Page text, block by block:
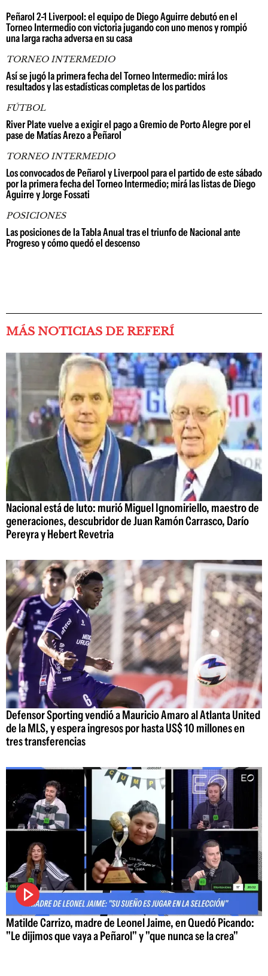
Peñarol 2-1 Liverpool: el equipo de Diego Aguirre debutó en el
Torneo Intermedio con victoria jugando con uno menos y rompió
una larga racha adversa en su casa
TORNEO INTERMEDIO
Así se jugó la primera fecha del Torneo Intermedio: mirá los
resultados y las estadísticas completas de los partidos
FÚTBOL
River Plate vuelve a exigir el pago a Gremio de Porto Alegre por el
pase de Matías Arezo a Peñarol
TORNEO INTERMEDIO
Los convocados de Peñarol y Liverpool para el partido de este sábado
por la primera fecha del Torneo Intermedio; mirá las listas de Diego
Aguirre y Jorge Fossati
POSICIONES
Las posiciones de la Tabla Anual tras el triunfo de Nacional ante
Progreso y cómo quedó el descenso
MÁS NOTICIAS DE REFERÍ
Nacional está de luto: murió Miguel Ignomiriello, maestro de
generaciones, descubridor de Juan Ramón Carrasco, Darío
Pereyra y Hebert Revetria
Defensor Sporting vendió a Mauricio Amaro al Atlanta United
de la MLS, y espera ingresos por hasta US$ 10 millones en
tres transferencias
Matilde Carrizo, madre de Leonel Jaime, en Quedó Picando:
"Le dijimos que vaya a Peñarol" y "que nunca se la crea"